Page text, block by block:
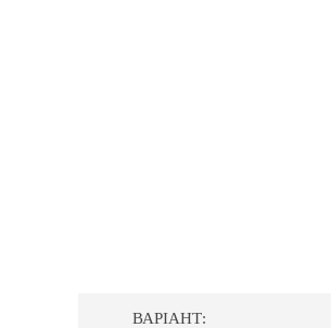
ВАРІАНТ: